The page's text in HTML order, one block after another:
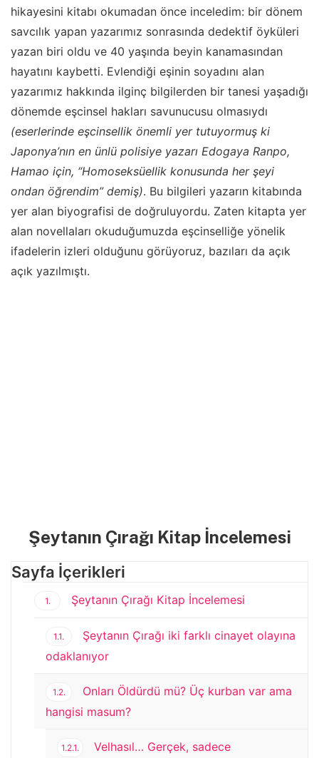
hikayesini kitabı okumadan önce inceledim: bir dönem
savcılık yapan yazarımız sonrasında dedektif öyküleri
yazan biri oldu ve 40 yaşında beyin kanamasından
hayatını kaybetti. Evlendiği eşinin soyadını alan
yazarımız hakkında ilginç bilgilerden bir tanesi yaşadığı
dönemde eşcinsel hakları savunucusu olmasıydı
(eserlerinde eşcinsellik önemli yer tutuyormuş ki
Japonya’nın en ünlü polisiye yazarı Edogaya Ranpo,
Hamao için, “Homoseksüellik konusunda her şeyi
ondan öğrendim” demiş). Bu bilgileri yazarın kitabında
yer alan biyografisi de doğruluyordu. Zaten kitapta yer
alan novellaları okuduğumuzda eşcinselliğe yönelik
ifadelerin izleri olduğunu görüyoruz, bazıları da açık
açık yazılmıştı.
Şeytanın Çırağı Kitap İncelemesi
Sayfa İçerikleri
1. Şeytanın Çırağı Kitap İncelemesi
1.1.
Şeytanın Çırağı iki farklı cinayet olayına
odaklanıyor
1.2.
Onları Öldürdü mü? Üç kurban var ama
hangisi masum?
1.2.1.
Velhasıl… Gerçek, sadece